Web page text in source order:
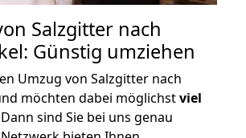
Salzgitter nach
Günstig umziehen
Umzug von Salzgitter nach
möchten dabei möglichstviel
Dann sind Sie bei uns genau